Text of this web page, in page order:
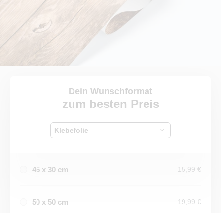
Dein Wunschformat
zum besten Preis
Klebefolie
45 x 30 cm 15,99 €
50 x 50 cm 19,99 €